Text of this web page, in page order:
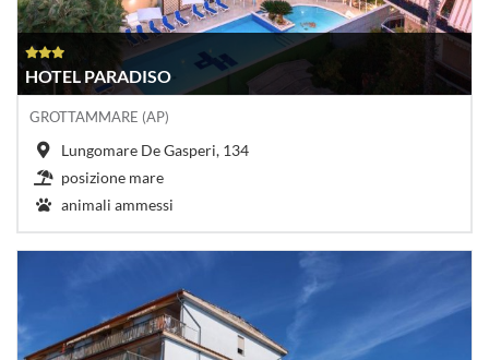
HOTEL PARADISO
GROTTAMMARE (AP)
Lungomare De Gasperi, 134
posizione mare
animali ammessi